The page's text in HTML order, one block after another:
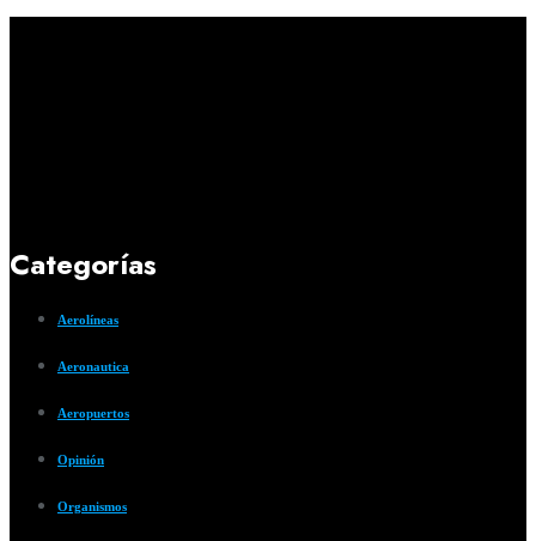
Categorías
Aerolíneas
Aeronautica
Aeropuertos
Opinión
Organismos